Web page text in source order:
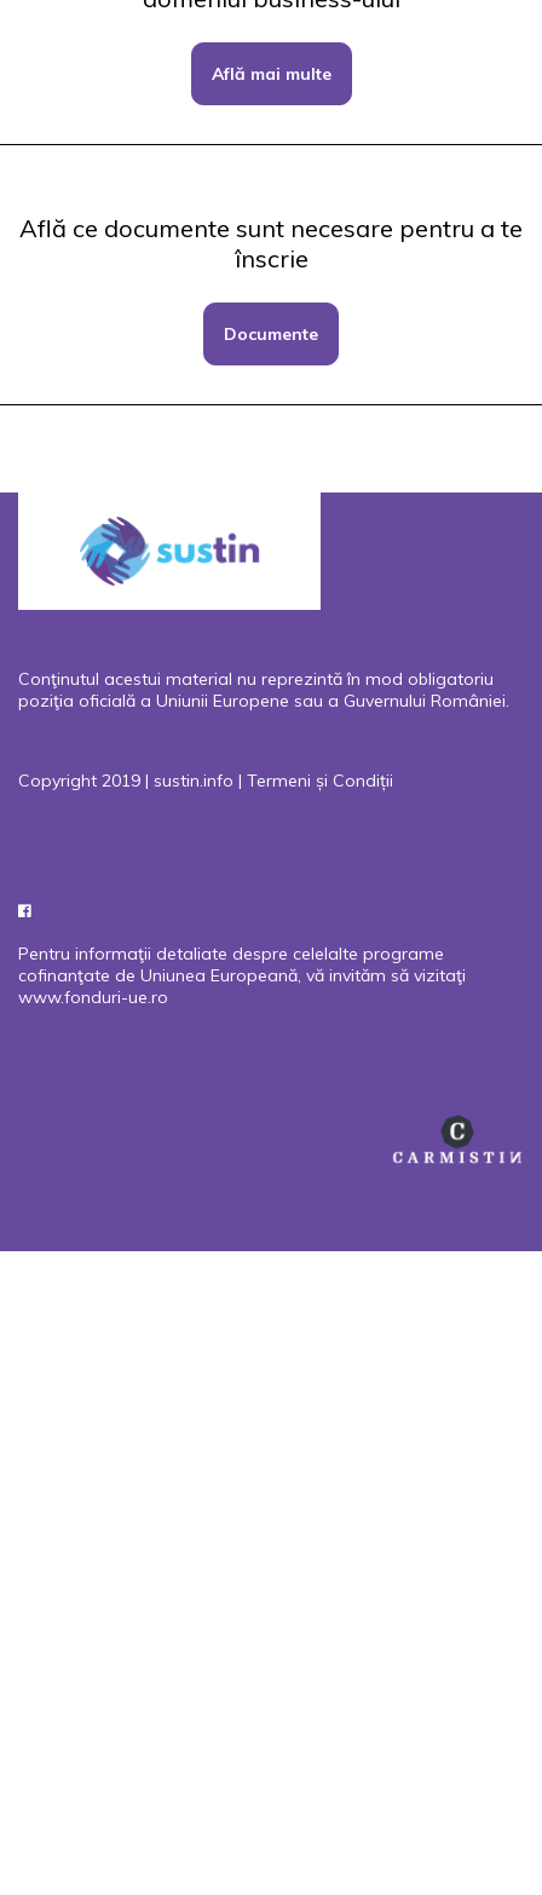
Află mai multe
Află ce documente sunt necesare pentru a te
înscrie
Documente
Conţinutul acestui material nu reprezintă în mod obligatoriu
poziţia oficială a Uniunii Europene sau a Guvernului României.
Copyright 2019 | sustin.info | Termeni și Condiții
Pentru informaţii detaliate despre celelalte programe
cofinanţate de Uniunea Europeană, vă invităm să vizitaţi
www.fonduri-ue.ro